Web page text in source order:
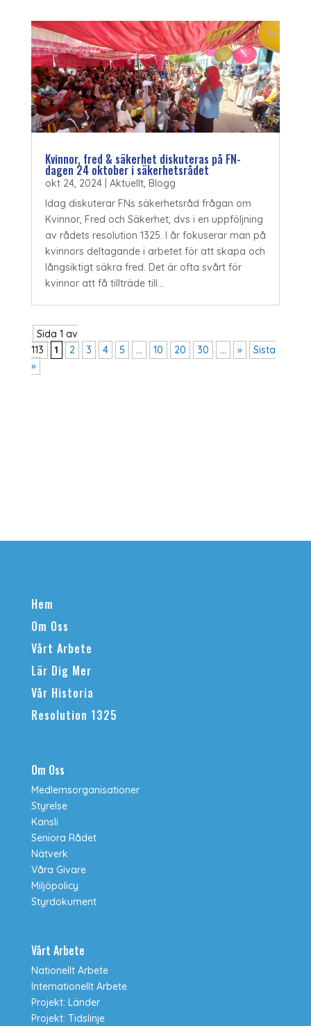
Kvinnor, fred & säkerhet diskuteras på FN-
dagen 24 oktober i säkerhetsrådet
okt 24, 2024| Aktuellt, Blogg
Idag diskuterar FNs säkerhetsråd frågan om
Kvinnor, Fred och Säkerhet, dvs i en uppföljning
av rådets resolution 1325. I år fokuserar man på
kvinnors deltagande i arbetet för att skapa och
långsiktigt säkra fred. Det är ofta svårt för
kvinnor att få tillträde till...
Sida 1 av
113
1 2 3 4 5 ... 10 20 30 ... »
Sista
»
Hem
Om Oss
Vårt Arbete
Lär Dig Mer
Vår Historia
Resolution 1325
Om Oss
Medlemsorganisationer
Styrelse
Kansli
Seniora Rådet
Nätverk
Våra Givare
Miljöpolicy
Styrdokument
Vårt Arbete
Nationellt Arbete
Internationellt Arbete
Projekt: Länder
Projekt: Tidslinje